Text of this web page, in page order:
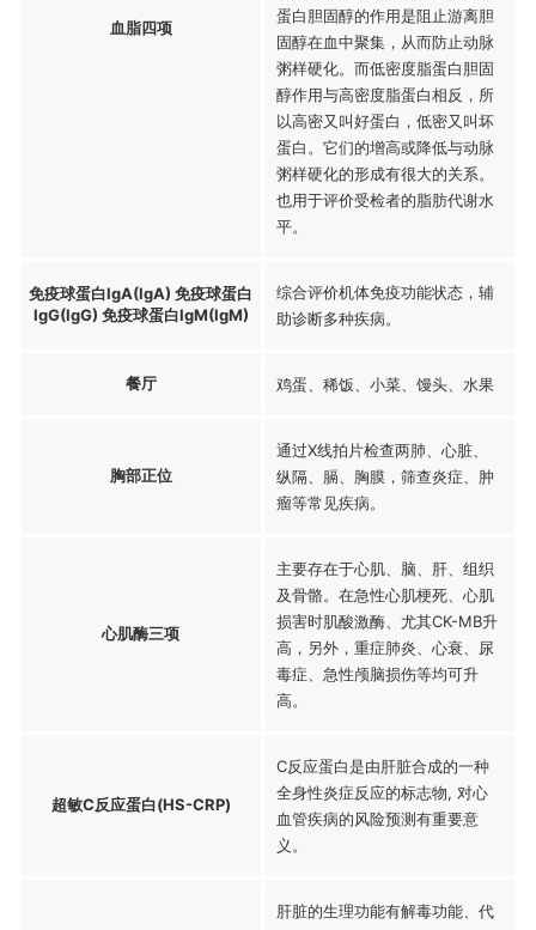
血脂四项
蛋白胆固醇的作用是阻止游离胆
固醇在血中聚集，从而防止动脉
粥样硬化。而低密度脂蛋白胆固
醇作用与高密度脂蛋白相反，所
以高密又叫好蛋白，低密又叫坏
蛋白。它们的增高或降低与动脉
粥样硬化的形成有很大的关系。
也用于评价受检者的脂肪代谢水
平。
免疫球蛋白IgA(IgA) 免疫球蛋白
IgG(IgG) 免疫球蛋白IgM(IgM)
综合评价机体免疫功能状态，辅
助诊断多种疾病。
餐厅 鸡蛋、稀饭、小菜、馒头、水果
胸部正位
通过X线拍片检查两肺、心脏、
纵隔、膈、胸膜，筛查炎症、肿
瘤等常见疾病。
心肌酶三项
主要存在于心肌、脑、肝、组织
及骨骼。在急性心肌梗死、心肌
损害时肌酸激酶、尤其CK-MB升
高，另外，重症肺炎、心衰、尿
毒症、急性颅脑损伤等均可升
高。
超敏C反应蛋白(HS-CRP)
C反应蛋白是由肝脏合成的一种
全身性炎症反应的标志物, 对心
血管疾病的风险预测有重要意
义。
肝脏的生理功能有解毒功能、代